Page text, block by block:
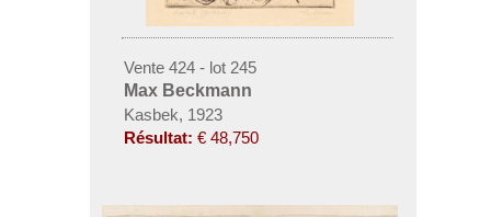
Vente 424 - lot 245
Max Beckmann
Kasbek, 1923
Résultat: € 48,750